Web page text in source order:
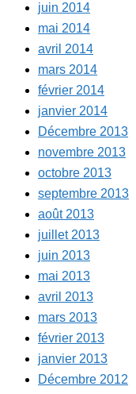
juin 2014
mai 2014
avril 2014
mars 2014
février 2014
janvier 2014
Décembre 2013
novembre 2013
octobre 2013
septembre 2013
août 2013
juillet 2013
juin 2013
mai 2013
avril 2013
mars 2013
février 2013
janvier 2013
Décembre 2012